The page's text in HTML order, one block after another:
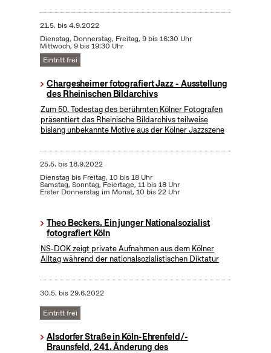
21.5. bis4.9.2022
Dienstag, Donnerstag, Freitag, 9 bis 16:30 Uhr
Mittwoch, 9 bis 19:30 Uhr
Eintritt frei
Chargesheimer fotografiert Jazz - Ausstellung
des Rheinischen Bildarchivs
Zum 50. Todestag des berühmten Kölner Fotografen
präsentiert das Rheinische Bildarchivs teilweise
bislang unbekannte Motive aus der Kölner Jazzszene
25.5. bis18.9.2022
Dienstag bis Freitag, 10 bis 18 Uhr
Samstag, Sonntag, Feiertage, 11 bis 18 Uhr
Erster Donnerstag im Monat, 10 bis 22 Uhr
Theo Beckers. Ein junger Nationalsozialist
fotografiert Köln
NS-DOK zeigt private Aufnahmen aus dem Kölner
Alltag während der nationalsozialistischen Diktatur
30.5. bis29.6.2022
Eintritt frei
Alsdorfer Straße in Köln-Ehrenfeld/-
Braunsfeld, 241. Änderung des